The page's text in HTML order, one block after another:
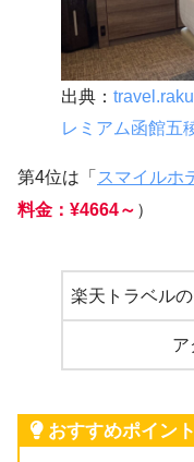
出典：
レミアム函館五
第4位は「 スマイルホ
料金：¥4664～ ）
楽天トラベル
ア
おすすめポイント